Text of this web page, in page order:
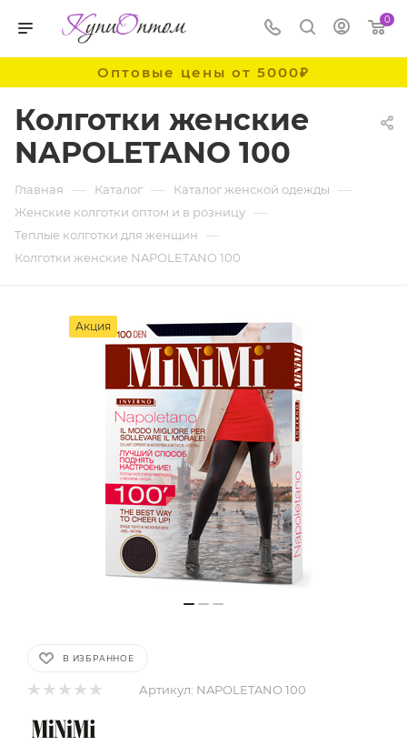
0
Оптовые цены от 5000₽
Колготки женские
NAPOLETANO 100
Главная — Каталог — Каталог женской одежды —
Женские колготки оптом и в розницу —
Теплые колготки для женщин —
Колготки женские NAPOLETANO 100
Акция
В ИЗБРАННОЕ
Артикул: NAPOLETANO 100